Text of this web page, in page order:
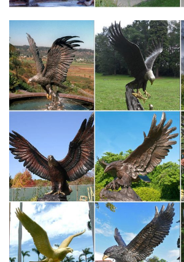
Авторизуйтесь, чтобы купить. Этот товар
XINTOU Хрусталя Собака Статуэтки Фэн
XINTOU Хрусталя Собака Статуэтки Фэн-
зодиака миниатюрных животных статуи
Свадьба террариумов Декор.Тема:
Кристалл. Производитель: XINTOU.
китайский.
статуэтки собак – Коллекционирование
значков…
Фарфоровые статуэтки собака. 2 000 руб.
антиквариата, продажа
символ года 2018. 10 000 руб.
Купить символ 2018 года собака:
Статуэтка «Две собаки на монетах.
Нового 2018 года является Собака.
символизировала верность, преданность